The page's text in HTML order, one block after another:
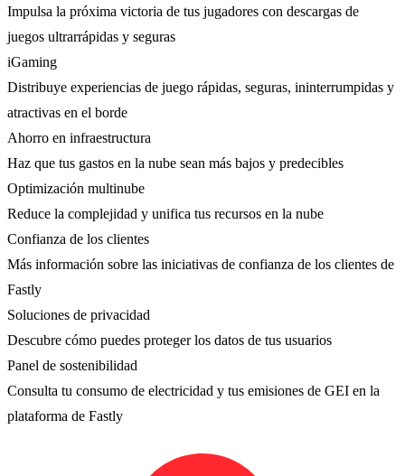
Impulsa la próxima victoria de tus jugadores con descargas de
juegos ultrarrápidas y seguras
iGaming
Distribuye experiencias de juego rápidas, seguras, ininterrumpidas y
atractivas en el borde
Ahorro en infraestructura
Haz que tus gastos en la nube sean más bajos y predecibles
Optimización multinube
Reduce la complejidad y unifica tus recursos en la nube
Confianza de los clientes
Más información sobre las iniciativas de confianza de los clientes de
Fastly
Soluciones de privacidad
Descubre cómo puedes proteger los datos de tus usuarios
Panel de sostenibilidad
Consulta tu consumo de electricidad y tus emisiones de GEI en la
plataforma de Fastly